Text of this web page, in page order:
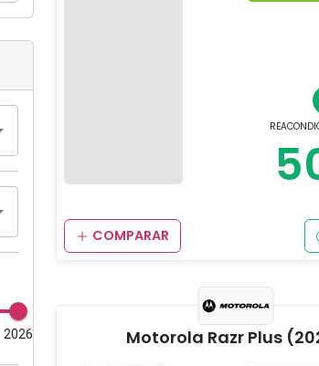
2026
COMPARAR
Motorola Razr Plus